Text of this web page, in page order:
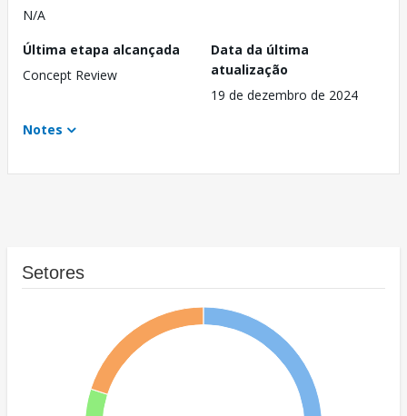
N/A
Última etapa alcançada
Concept Review
Data da última
atualização
19 de dezembro de 2024
Notes
Setores